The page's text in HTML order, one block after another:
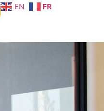
EN FR